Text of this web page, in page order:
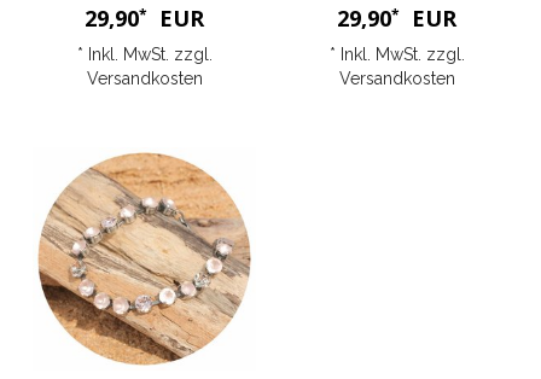
29,90* EUR
* Inkl. MwSt. zzgl.
Versandkosten
29,90* EUR
* Inkl. MwSt. zzgl.
Versandkosten